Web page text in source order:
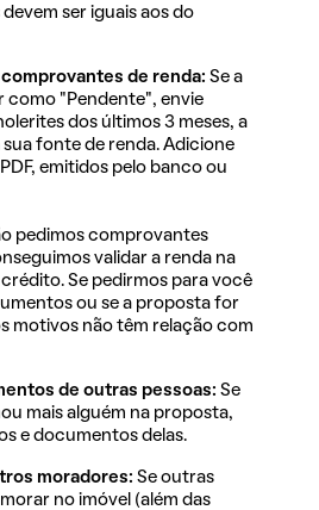
ser iguais aos do
de renda: Se a
como "Pendente", envie
dos últimos 3 meses, a
fonte de renda. Adicione
emitidos pelo banco ou
pedimos comprovantes
validar a renda na
Se pedirmos para você
ou se a proposta for
motivos não têm relação com
de outras pessoas: Se
mais alguém na proposta,
e documentos delas.
moradores: Se outras
no imóvel (além das